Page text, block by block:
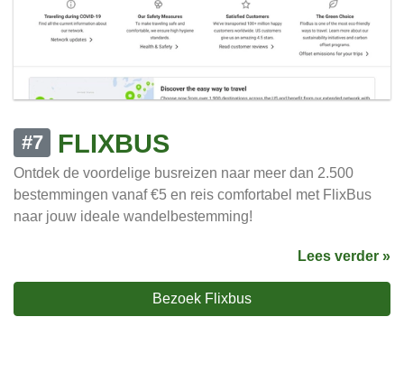
#7 FLIXBUS
Ontdek de voordelige busreizen naar meer dan 2.500
bestemmingen vanaf €5 en reis comfortabel met FlixBus
naar jouw ideale wandelbestemming!
Lees verder »
Bezoek Flixbus